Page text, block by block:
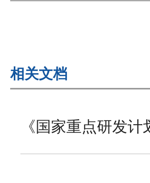
相关文档
《国家重点研发